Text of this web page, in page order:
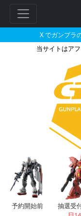
X でガンプラ
当サイトはア
ガンダムの
予約開始前 抽選受